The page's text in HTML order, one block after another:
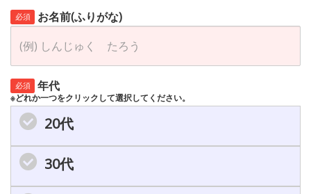
必須 お名前(ふりがな)
必須 年代
※どれか一つをクリックして選択してください。
20代
30代